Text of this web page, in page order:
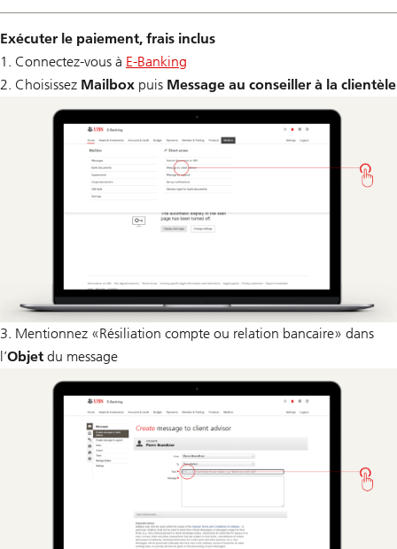
Exécuter le paiement, frais inclus
1. Connectez-vous à E-Banking
2. Choisissez Mailbox puis Message au conseiller à la clientèle
3. Mentionnez «Résiliation compte ou relation bancaire» dans
l’Objet du message